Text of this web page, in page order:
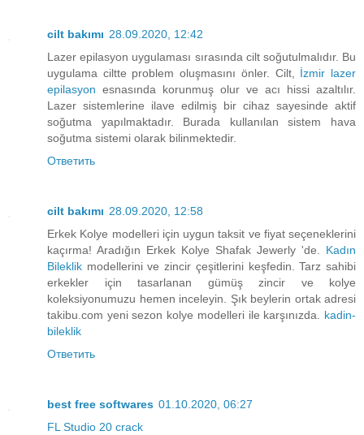
cilt bakımı 28.09.2020, 12:42
Lazer epilasyon uygulaması sırasında cilt soğutulmalıdır. Bu
uygulama ciltte problem oluşmasını önler. Cilt, İzmir lazer
epilasyon esnasında korunmuş olur ve acı hissi azaltılır.
Lazer sistemlerine ilave edilmiş bir cihaz sayesinde aktif
soğutma yapılmaktadır. Burada kullanılan sistem hava
soğutma sistemi olarak bilinmektedir.
Ответить
cilt bakımı 28.09.2020, 12:58
Erkek Kolye modelleri için uygun taksit ve fiyat seçeneklerini
kaçırma! Aradığın Erkek Kolye Shafak Jewerly 'de. Kadın
Bileklik modellerini ve zincir çeşitlerini keşfedin. Tarz sahibi
erkekler için tasarlanan gümüş zincir ve kolye
koleksiyonumuzu hemen inceleyin. Şık beylerin ortak adresi
takibu.com yeni sezon kolye modelleri ile karşınızda. kadin-
bileklik
Ответить
best free softwares 01.10.2020, 06:27
FL Studio 20 crack